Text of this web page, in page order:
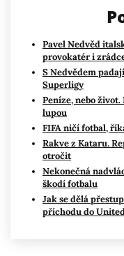
Pavel Nedvěd
provokatér i
S Nedvědem
Superligy
Peníze, nebo
lupou
FIFA ničí fotbal,
Rakve z Kataru.
otročit
Nekonečná
škodí fotbalu
Jak se dělá
příchodu do